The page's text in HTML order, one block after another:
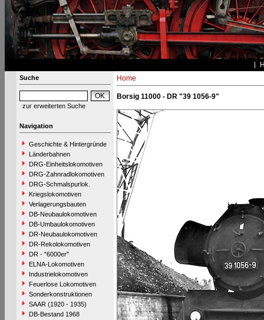
Suche
zur erweiterten Suche
Navigation
Geschichte & Hintergründe
Länderbahnen
DRG-Einheitslokomotiven
DRG-Zahnradlokomotiven
DRG-Schmalspurlok.
Kriegslokomotiven
Verlagerungsbauten
DB-Neubaulokomotiven
DB-Umbaulokomotiven
DR-Neubaulokomotiven
DR-Rekolokomotiven
DR - "6000er"
ELNA-Lokomotiven
Industrielokomotiven
Feuerlose Lokomotiven
Sonderkonstruktionen
SAAR (1920 - 1935)
DB-Bestand 1968
Home
Borsig 11000 - DR "39 1056-9"